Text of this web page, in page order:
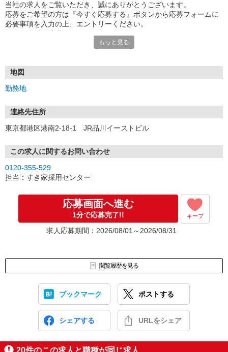
当社の求人をご覧いただき、誠にありがとうございます。
応募をご希望の方は『今すぐ応募する』ボタンから応募フォームに
必要事項を入力の上、エントリーください。
号」など
もっと見る
地図
勤務地
連絡先住所
東京都港区港南2-18-1 JR品川イーストビル
この求人に関するお問い合わせ
0120-355-529
担当：すき家採用センター
応募画面へ進む
1分で応募完了!! キープ
求人応募期間：2026/08/01～2026/08/31
閲覧履歴を見る
ブックマーク ポストする
シェアする URLをシェア
20件のこの求人と職種が同じ求人